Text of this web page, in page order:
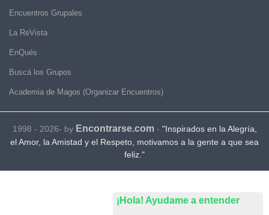
¡Hola! Ayudame a entender
Encuentros Grupales
La ReVista
EnQués
Buscá los Grupos
Academia de Magos (Organizar Encuentros)
1998 - 2026- by Encontrarse.com- "Inspirados en la Alegría,
el Amor, la Amistad y el Respeto, motivamos a la gente a que sea
feliz."